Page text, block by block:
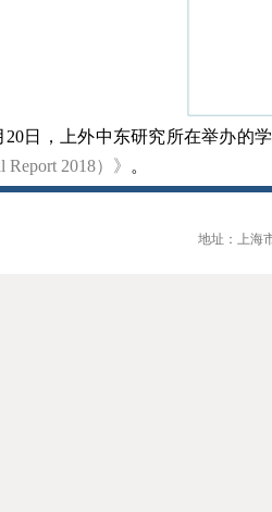
20日，上外中东研究所在举办的
Report 2018）》 。
地址：上海